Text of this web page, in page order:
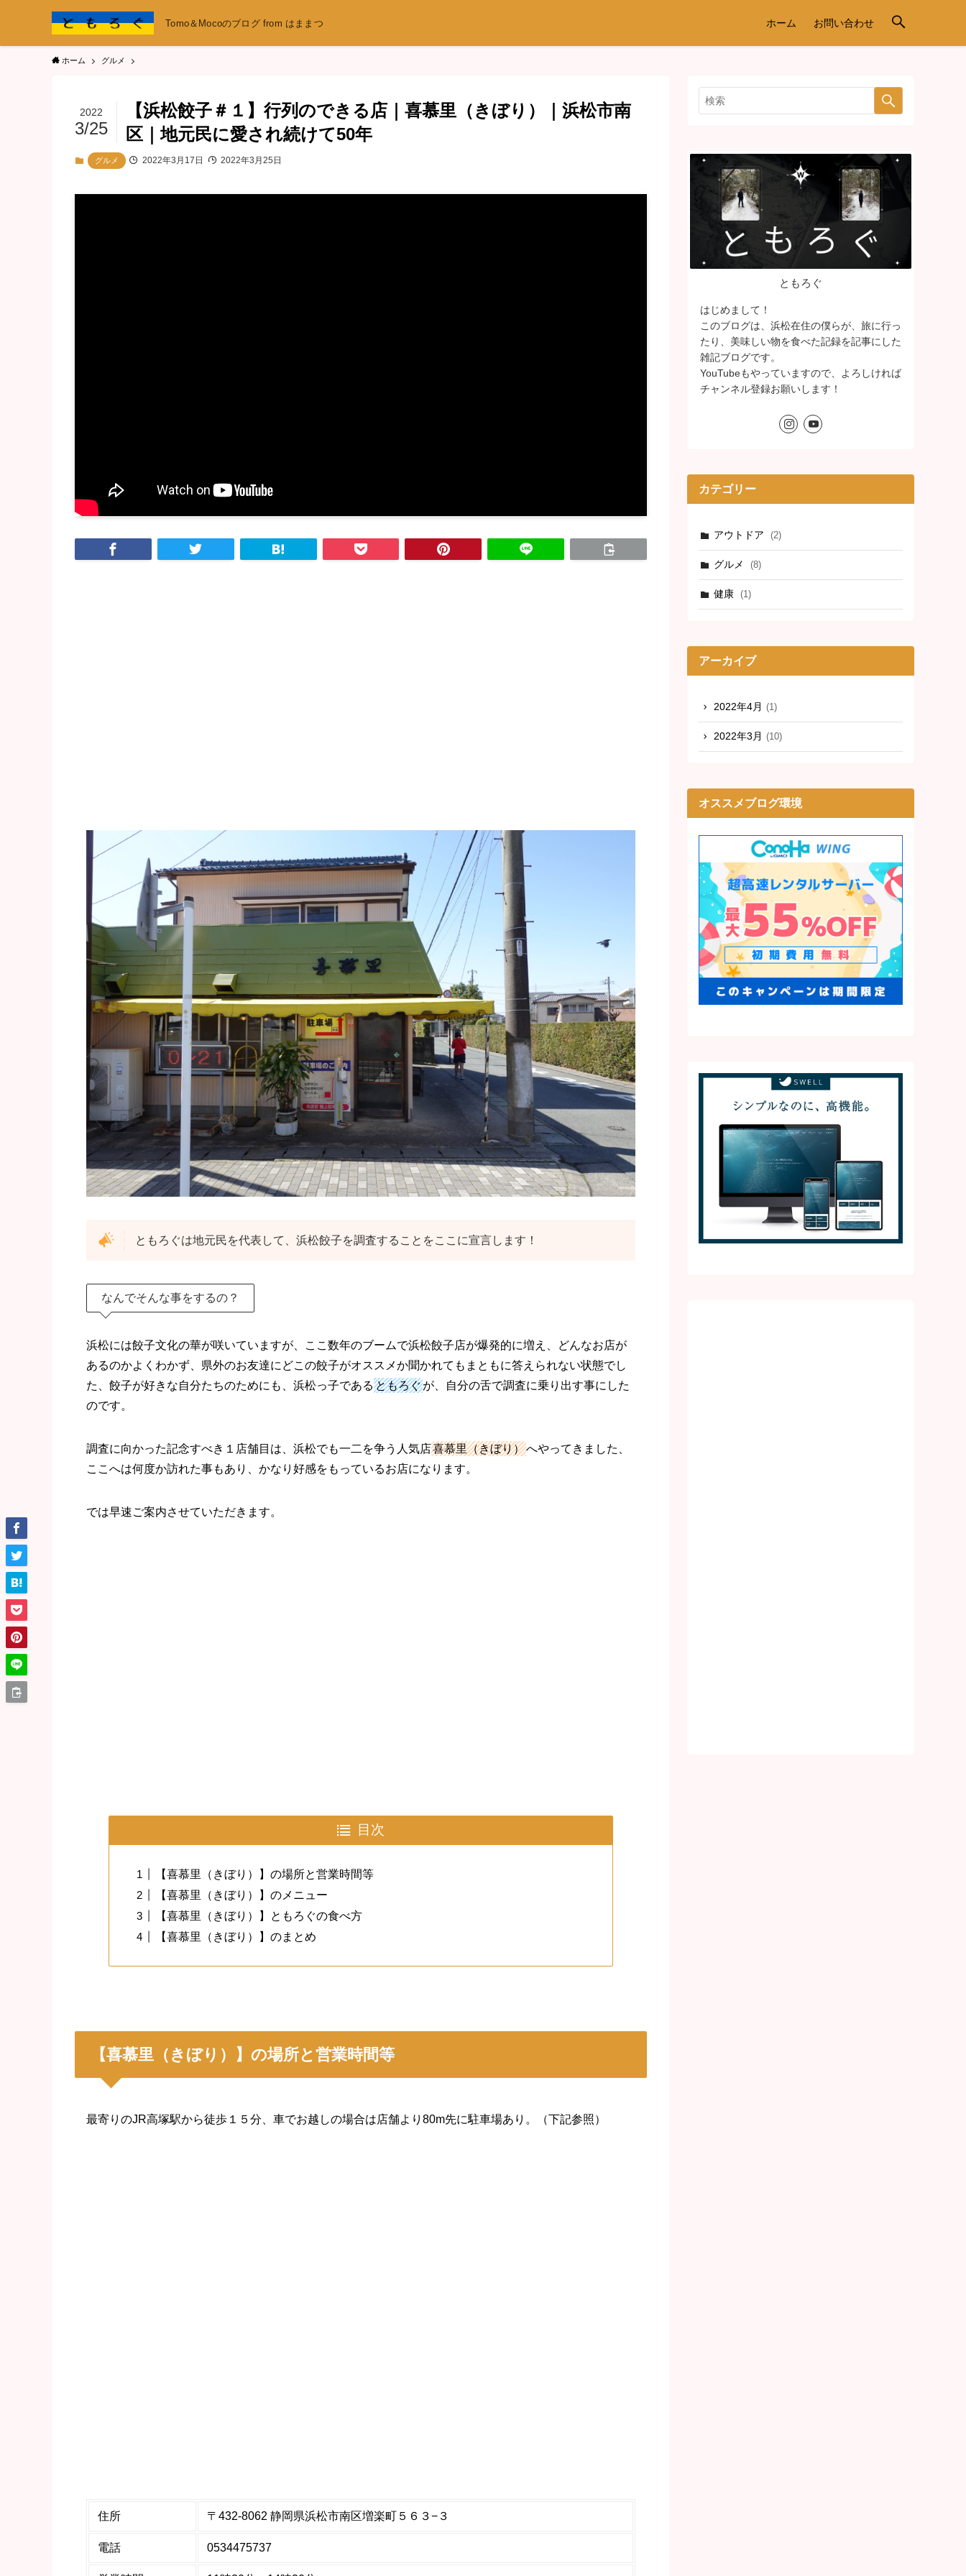
Tomo＆Mocoのブログ from はままつ ホーム お問い合わせ
ホーム グルメ
【浜松餃子＃１】行列のできる店｜喜慕里（きぼり）｜浜松市南
区｜地元民に愛され続けて50年
2022
3/25
グルメ 2022年3月17日 2022年3月25日
ともろぐは地元民を代表して、浜松餃子を調査することをここに宣言します！
なんでそんな事をするの？
浜松には餃子文化の華が咲いていますが、ここ数年のブームで浜松餃子店が爆発的に増え、どんなお店が
あるのかよくわかず、県外のお友達にどこの餃子がオススメか聞かれてもまともに答えられない状態でし
た、餃子が好きな自分たちのためにも、浜松っ子である ともろぐが、自分の舌で調査に乗り出す事にした
のです。
調査に向かった記念すべき１店舗目は、浜松でも一二を争う人気店喜慕里（きぼり）へやってきました、
ここへは何度か訪れた事もあり、かなり好感をもっているお店になります。
では早速ご案内させていただきます。
目次
【喜慕里（きぼり）】の場所と営業時間等
【喜慕里（きぼり）】のメニュー
【喜慕里（きぼり）】ともろぐの食べ方
【喜慕里（きぼり）】のまとめ
【喜慕里（きぼり）】の場所と営業時間等
最寄りのJR高塚駅から徒歩１５分、車でお越しの場合は店舗より80m先に駐車場あり。（下記参照）
住所 〒432-8062 静岡県浜松市南区増楽町５６３−３
電話 0534475737
ともろぐ
はじめまして！
このブログは、浜松在住の僕らが、旅に行っ
たり、美味しい物を食べた記録を記事にした
雑記ブログです。
YouTubeもやっていますので、よろしければ
チャンネル登録お願いします！
カテゴリー
アウトドア (2)
グルメ (8)
健康 (1)
アーカイブ
2022年4月 (1)
2022年3月 (10)
オススメブログ環境